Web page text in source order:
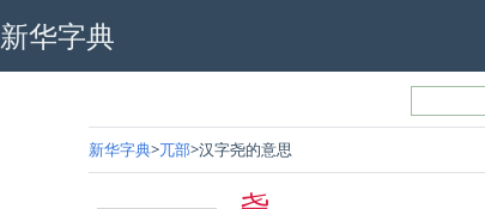
新华字典
新华字典 兀部 汉字尧的意思